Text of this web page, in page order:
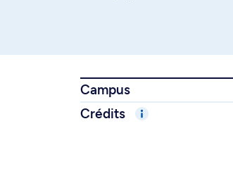
Campus
Crédits